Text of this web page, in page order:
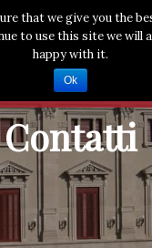
Contatti
that we give you the
to use this site we will
happy with it.
Ok